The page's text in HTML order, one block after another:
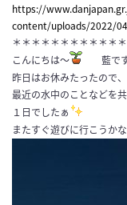
https://
content/uploads/2022/
＊＊＊＊＊＊＊＊＊＊＊
こんにちは〜
藍で
昨日はお休みたったので
最近の水中のことなどを
１日でしたぁ
またすぐ遊びに行こうか